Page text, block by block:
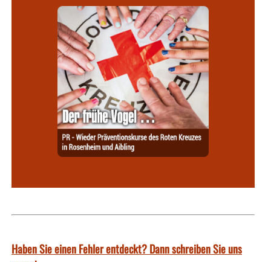
Haben Sie einen Fehler entdeckt? Dann schreiben Sie uns